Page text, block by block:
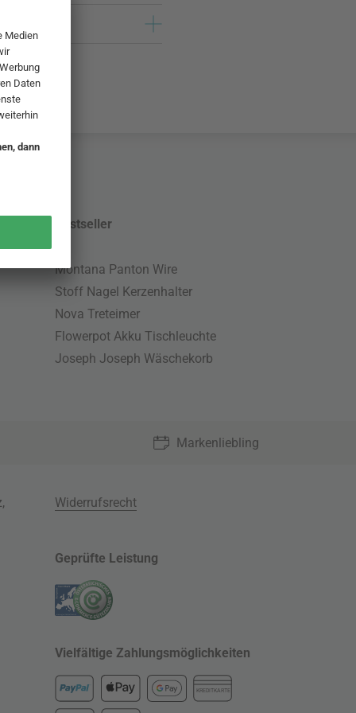
Bestseller
Montana Panton Wire
Stoff Nagel Kerzenhalter
Nova Treteimer
Flowerpot Akku Tischleuchte
Joseph Joseph Wäschekorb
Markenliebling
,
Widerrufsrecht
Geprüfte Leistung
Vielfältige Zahlungsmöglichkeiten
KREDITKARTE